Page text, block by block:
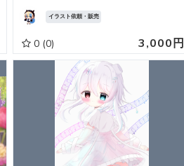
イラスト依頼・販売
0 (0) 3,000円